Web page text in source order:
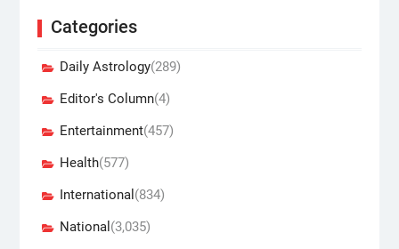
Categories
Daily Astrology(289)
Editor's Column(4)
Entertainment(457)
Health(577)
International (834)
National (3,035)